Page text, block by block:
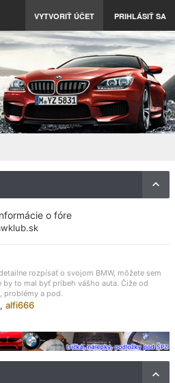
VYTVORIŤ ÚČET PRIHLÁSIŤ SA
o fóre
rozpísať o svojom BMW, môžete sem
to mal byť príbeh vášho auta. Čiže od
problémy a pod.
, alfi666